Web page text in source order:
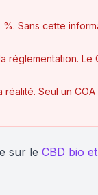
Sans cette
Le
Seul un
sur le CBD bio